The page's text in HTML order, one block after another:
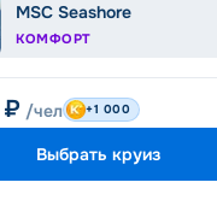
MSC Seashore
КОМФОРТ
₽ /чел +1 000
Выбрать круиз